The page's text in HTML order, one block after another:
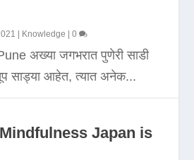
Knowledge |0
अख्या जगभरात पुणेरी साडी
साड्या आहेत, त्यात अनेक...
Japan is